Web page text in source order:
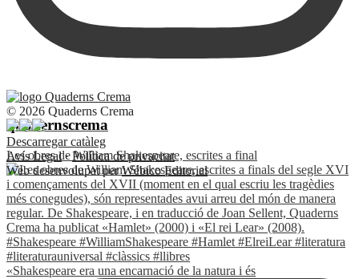
quadernscrema
Les obres de William Shakespeare, escrites a final
«Shakespeare era una encarnació de la natura i és
© 2026 Quaderns Crema
Descarregar catàleg
Avís Legal·Política de privacitat
Web desenvolupat perWébico Editorial